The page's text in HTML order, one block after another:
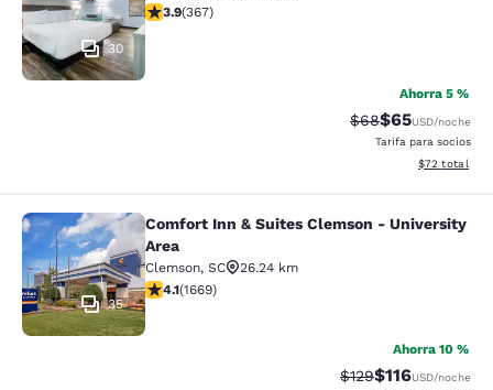
30
Calificación de 3.85 estrellas. Bueno. 367 reseñas
3.9(367)
Ahorra 5 %
Tarifa tachada:
$68Tarifa
$65USD/noche
Tarifa para socios
Ver detalles
$72 total
Comfort Inn & Suites Clemson -
35
Comfort Inn & Suites Clemson - University
Area
Clemson, SC
26.24 km
Calificación de 4.12 estrellas. Muy bueno. 1669
4.1(1669)
Ahorra 10 %
Tarifa tachada:
$129Tarifa reducida:
$116USD/noche